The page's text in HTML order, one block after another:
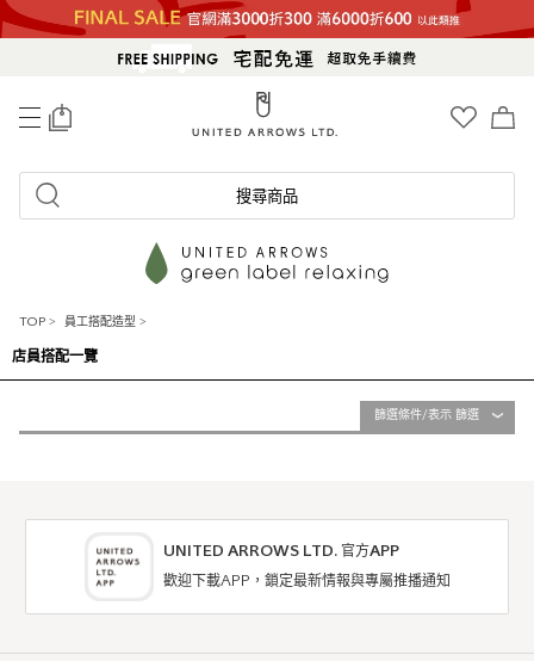
搜尋商品
TOP > 員工搭配造型 >
店員搭配一覽
篩選條件/表示 篩選
UNITED ARROWS LTD. 官方APP
歡迎下載APP，鎖定最新情報與專屬推播通知